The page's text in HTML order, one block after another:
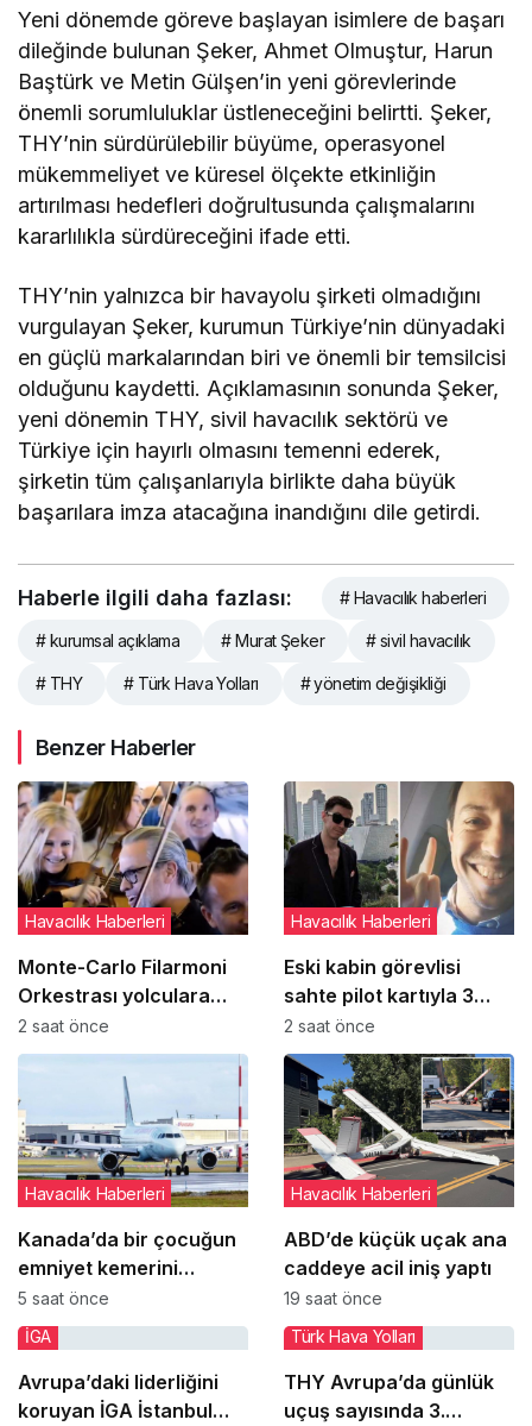
Yeni dönemde göreve başlayan isimlere de başarı
dileğinde bulunan Şeker, Ahmet Olmuştur, Harun
Baştürk ve Metin Gülşen’in yeni görevlerinde
önemli sorumluluklar üstleneceğini belirtti. Şeker,
THY’nin sürdürülebilir büyüme, operasyonel
mükemmeliyet ve küresel ölçekte etkinliğin
artırılması hedefleri doğrultusunda çalışmalarını
kararlılıkla sürdüreceğini ifade etti.
THY’nin yalnızca bir havayolu şirketi olmadığını
vurgulayan Şeker, kurumun Türkiye’nin dünyadaki
en güçlü markalarından biri ve önemli bir temsilcisi
olduğunu kaydetti. Açıklamasının sonunda Şeker,
yeni dönemin THY, sivil havacılık sektörü ve
Türkiye için hayırlı olmasını temenni ederek,
şirketin tüm çalışanlarıyla birlikte daha büyük
başarılara imza atacağına inandığını dile getirdi.
Haberle ilgili daha fazlası: # Havacılık haberleri
# kurumsal açıklama # Murat Şeker # sivil havacılık
# THY # Türk Hava Yolları # yönetim değişikliği
Benzer Haberler
Monte-Carlo Filarmoni
Orkestrası yolculara
uçakta sürpriz konser
verdi
Havacılık Haberleri
2 saat önce
Eski kabin görevlisi
sahte pilot kartıyla 3
ABD hava yolu
şirketinden yüzlerce
ücretsiz uçuş aldı
Havacılık Haberleri
2 saat önce
Kanada’da bir çocuğun
emniyet kemerini
takmaması uçuşu iptal
ettirdi
Havacılık Haberleri
5 saat önce
ABD’de küçük uçak ana
caddeye acil iniş yaptı
Havacılık Haberleri
19 saat önce
Avrupa’daki liderliğini
koruyan İGA İstanbul
İGA
THY Avrupa’da günlük
uçuş sayısında 3.
Türk Hava Yolları